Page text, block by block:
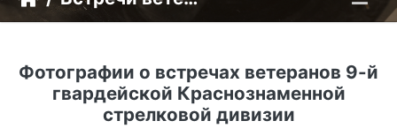
Фотографии о встречах ветеранов 9-й
гвардейской Краснознаменной
стрелковой дивизии